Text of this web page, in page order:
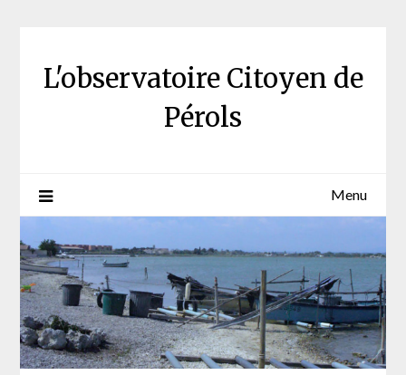
L'observatoire Citoyen de
Pérols
Menu